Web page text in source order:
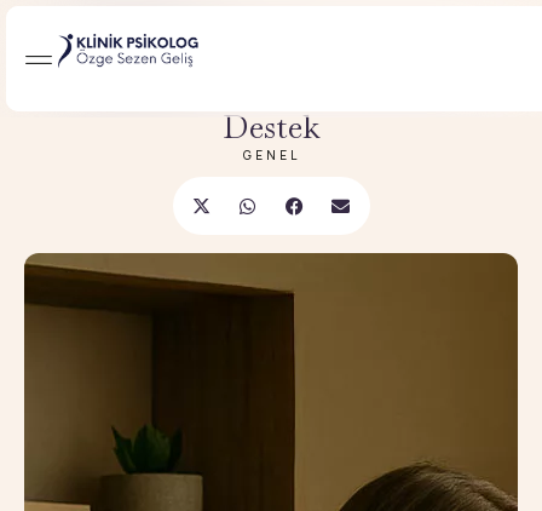
İzmir Psikolog ile Stres Yönetimi:
Destek
GENEL